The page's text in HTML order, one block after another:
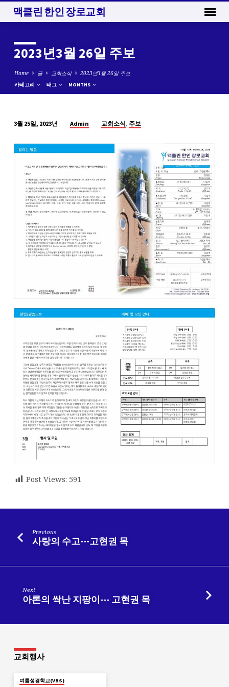
맥클린 한인 장로교회
2023년3월 26일 주보
Home 글 교회소식 2023년3월 26일 주보
카테고리 태그 MONTHS
년
월
26
3월 25일, 2023년 Admin 교회소식, 주보
Post Views: 591
Previous
사랑의 수고---고현권 목
Next
아론의 싹난 지팡이--- 고현권 목
교회행사
여름성경학교(VBS)